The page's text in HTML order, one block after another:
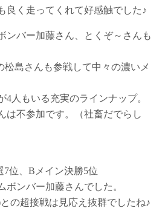
良く走ってくれて好感触でした♪
ンバー加藤さん、とくぞ～さんも
松島さんも参戦して中々の濃いメ
4人もいる充実のラインナップ。
は不参加です。（社畜だでらし
7位、Bメイン決勝5位
ボンバー加藤さんでした。
の超接戦は見応え抜群でしたね♪